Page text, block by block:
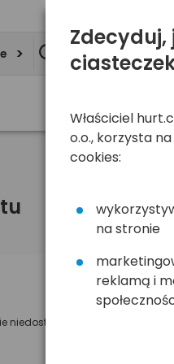
niedostępny
Zdecyduj,
Właściciel
o.o., korzysta
cookies:
na stronie
reklamą i